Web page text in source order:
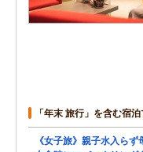
「年末 旅行」を含む宿
《女子旅》親子水入ら